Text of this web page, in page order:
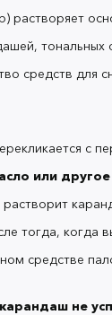
для
часто
растворяет
средств для
с
или другое
растворит
тогда, когда
средстве
карандаш не